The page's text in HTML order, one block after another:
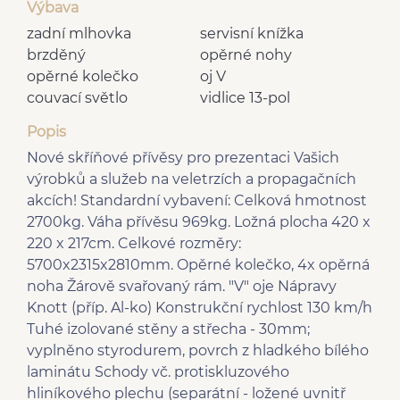
Výbava
servisní knížka
zadní mlhovka
opěrné nohy
brzděný
oj V
opěrné kolečko
vidlice 13-pol
couvací světlo
Popis
Nové skříňové přívěsy pro prezentaci Vašich
výrobků a služeb na veletrzích a propagačních
akcích! Standardní vybavení: Celková hmotnost
2700kg. Váha přívěsu 969kg. Ložná plocha 420 x
220 x 217cm. Celkové rozměry:
5700x2315x2810mm. Opěrné kolečko, 4x opěrná
noha Žárově svařovaný rám. "V" oje Nápravy
Knott (příp. Al-ko) Konstrukční rychlost 130 km/h
Tuhé izolované stěny a střecha - 30mm;
vyplněno styrodurem, povrch z hladkého bílého
laminátu Schody vč. protiskluzového
hliníkového plechu (separátní - ložené uvnitř